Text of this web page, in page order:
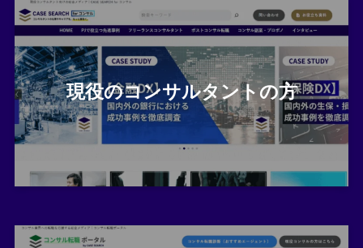
現役のコンサルタントの方